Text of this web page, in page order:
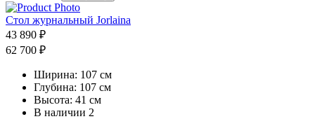
Стол журнальный Jorlaina
43 890 ₽
62 700 ₽
Ширина: 107 см
Глубина: 107 см
Высота: 41 см
В наличии 2